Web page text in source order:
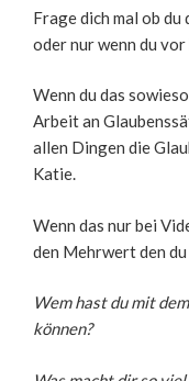
Frage dich mal ob
oder nur wenn du
Wenn du das
Arbeit an
allen Dingen die
Katie.
Wenn das nur bei
den Mehrwert den
Wem hast du mit
können?